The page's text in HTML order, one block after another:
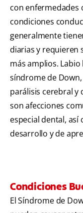
con enfermedades
condiciones
generalmente
diarias y requieren
más amplios.
síndrome de
parálisis cerebral y
son afecciones
especial dental, así
desarrollo y de
Condiciones
El Síndrome de